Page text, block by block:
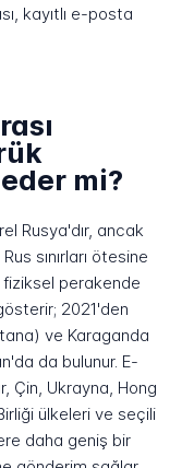
kayıtlı e-posta
mi?
Rusya'dır, ancak
sınırları ötesine
fiziksel perakende
2021'den
ve Karaganda
da bulunur. E-
Çin, Ukrayna, Hong
ülkeleri ve seçili
daha geniş bir